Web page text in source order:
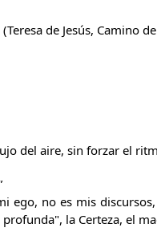
(Teresa de Jesús, Camino
del aire, sin forzar el
ego, no es mis
la Certeza, el